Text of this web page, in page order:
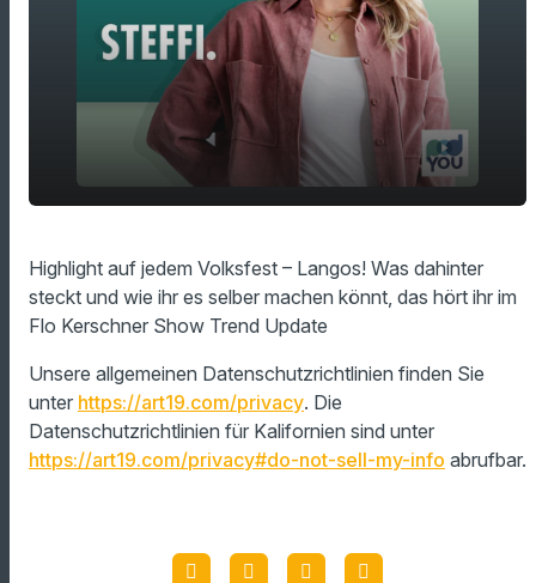
play_arrow
00:00 02:07
Highlight auf jedem Volksfest – Langos! Was dahinter
steckt und wie ihr es selber machen könnt, das hört ihr im
Flo Kerschner Show Trend Update
Unsere allgemeinen Datenschutzrichtlinien finden Sie
unter https://art19.com/privacy. Die
Datenschutzrichtlinien für Kalifornien sind unter
https://art19.com/privacy#do-not-sell-my-info abrufbar.